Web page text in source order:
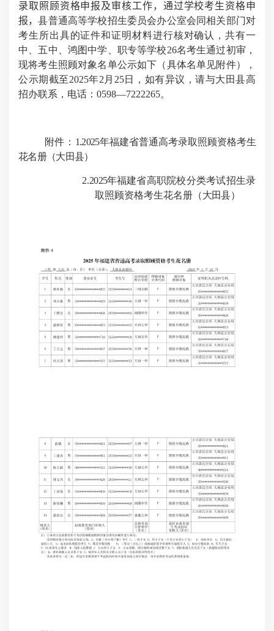
录取照顾资格申报及审核工作，通过学校考生资格申
报，县普通高等学校招生委员会办公室会同相关部门对
考生所出具的证件和证明材料进行核对确认，共有一
中、五中、鸿图中学、职专等学校26名考生通过初审，
现将考生照顾对象名单公示如下（具体名单见附件），
公示期截至2025年2 月 25日，如有异议，请与大田县高
招办联系，电话： 0598—7222265。
附件： 1.2025年福建省普通高考录取照顾资格考生
花名册（大田县）
2.2025年福建省高职院校分类考试招生录
取照顾资格考生花名册 （大田县）